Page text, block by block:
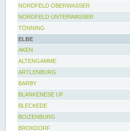
NORDFELD OBERWASSER
NORDFELD UNTERWASSER
TÖNNING
ELBE
AKEN
ALTENGAMME
ARTLENBURG
BARBY
BLANKENESE UF
BLECKEDE
BOIZENBURG
BROKDORF